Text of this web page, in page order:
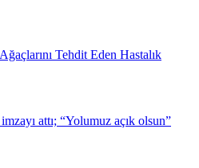
Tehdit Eden Hastalık
attı; “Yolumuz açık olsun”